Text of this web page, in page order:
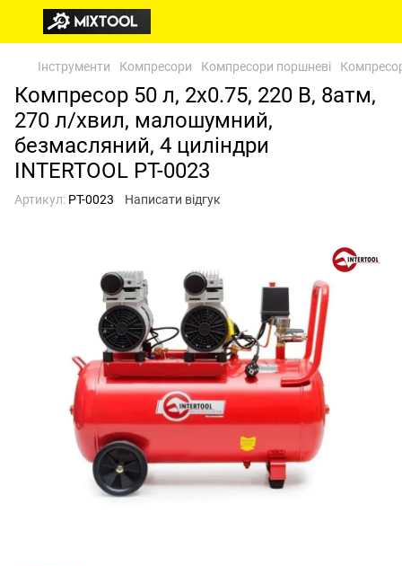
Інструменти Компресори Компресори поршневі
Компресор 50 л, 2x0.75, 220 В, 8aтм,
270 л/хвил, малошумний,
безмасляний, 4 циліндри
INTERTOOL PT-0023
Артикул: PT-0023 Написати відгук